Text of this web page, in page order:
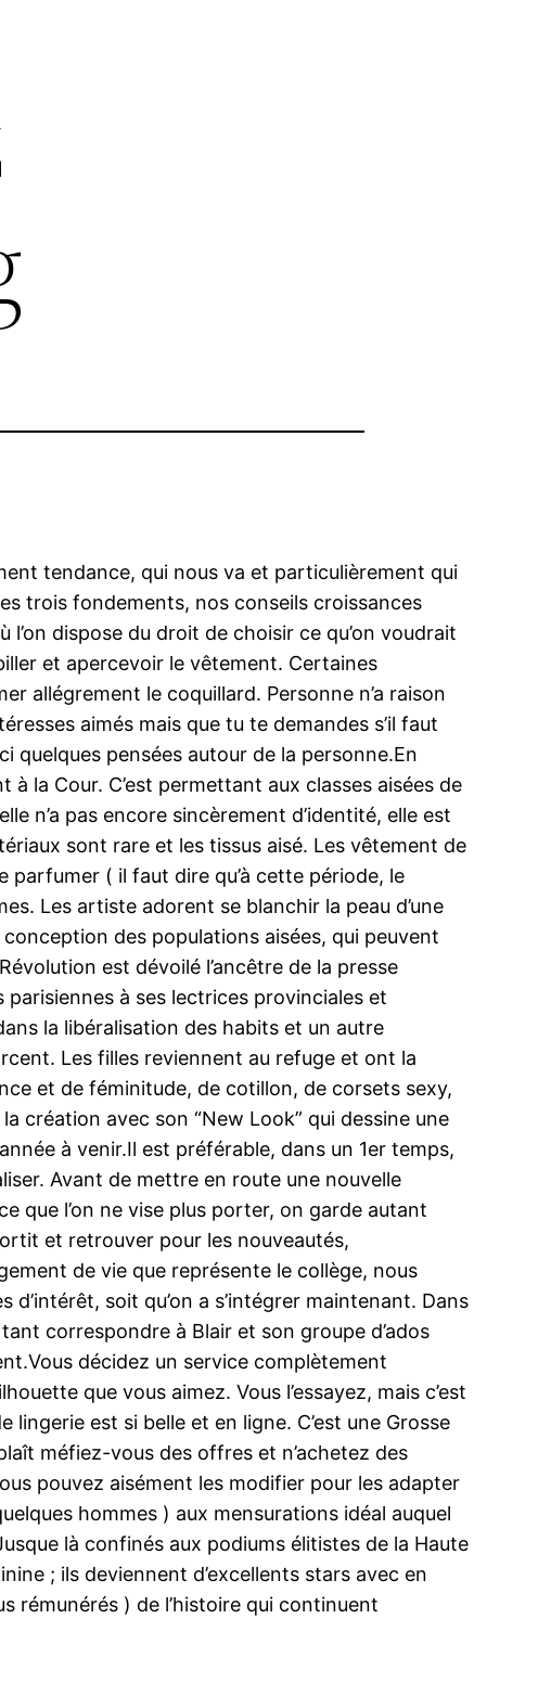
tendance, qui nous va et particulièrement qui
trois fondements, nos conseils croissances
dispose du droit de choisir ce qu’on voudrait
et apercevoir le vêtement. Certaines
allégrement le coquillard. Personne n’a raison
aimés mais que tu te demandes s’il faut
pensées autour de la personne.En
la Cour. C’est permettant aux classes aisées de
n’a pas encore sincèrement d’identité, elle est
sont rare et les tissus aisé. Les vêtement de
parfumer ( il faut dire qu’à cette période, le
Les artiste adorent se blanchir la peau d’une
des populations aisées, qui peuvent
est dévoilé l’ancêtre de la presse
parisiennes à ses lectrices provinciales et
la libéralisation des habits et un autre
Les filles reviennent au refuge et ont la
et de féminitude, de cotillon, de corsets sexy,
création avec son “New Look” qui dessine une
à venir.Il est préférable, dans un 1er temps,
Avant de mettre en route une nouvelle
que l’on ne vise plus porter, on garde autant
et retrouver pour les nouveautés,
de vie que représente le collège, nous
soit qu’on a s’intégrer maintenant. Dans
correspondre à Blair et son groupe d’ados
décidez un service complètement
que vous aimez. Vous l’essayez, mais c’est
est si belle et en ligne. C’est une Grosse
méfiez-vous des offres et n’achetez des
pouvez aisément les modifier pour les adapter
hommes ) aux mensurations idéal auquel
là confinés aux podiums élitistes de la Haute
; ils deviennent d’excellents stars avec en
rémunérés ) de l’histoire qui continuent